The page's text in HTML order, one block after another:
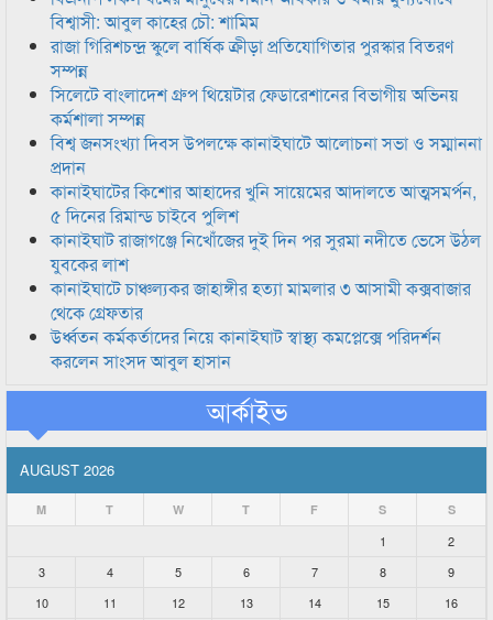
বিশ্বাসী: আবুল কাহের চৌ: শামিম
রাজা গিরিশচন্দ্র স্কুলে বার্ষিক ক্রীড়া প্রতিযোগিতার পুরস্কার বিতরণ
সম্পন্ন
সিলেটে বাংলাদেশ গ্রুপ থিয়েটার ফেডারেশানের বিভাগীয় অভিনয়
কর্মশালা সম্পন্ন
বিশ্ব জনসংখ্যা দিবস উপলক্ষে কানাইঘাটে আলোচনা সভা ও সম্মাননা
প্রদান
কানাইঘাটের কিশোর আহাদের খুনি সায়েমের আদালতে আত্মসমর্পন,
৫ দিনের রিমান্ড চাইবে পুলিশ
কানাইঘাট রাজাগঞ্জে নিখোঁজের দুই দিন পর সুরমা নদীতে ভেসে উঠল
যুবকের লাশ
কানাইঘাটে চাঞ্চল্যকর জাহাঙ্গীর হত্যা মামলার ৩ আসামী কক্সবাজার
থেকে গ্রেফতার
উর্ধ্বতন কর্মকর্তাদের নিয়ে কানাইঘাট স্বাস্থ্য কমপ্লেক্সে পরিদর্শন
করলেন সাংসদ আবুল হাসান
আর্কাইভ
AUGUST 2026
M T W T F S S
1
2
3
4 5 6 7 8
9
10
11 12 13 14 15 16